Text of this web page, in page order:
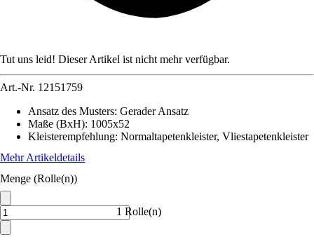
Tut uns leid! Dieser Artikel ist nicht mehr verfügbar.
Art.-Nr. 12151759
Ansatz des Musters: Gerader Ansatz
Maße (BxH): 1005x52
Kleisterempfehlung: Normaltapetenkleister, Vliestapetenkleister
Mehr Artikeldetails
Menge (Rolle(n))
1 Rolle(n)